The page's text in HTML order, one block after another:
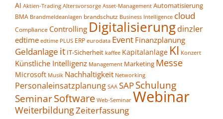
AI Aktien-Trading Altersvorsorge Asset-Management Automatisierung
BMA Brandmeldeanlagen brandschutz Business Intelligence cloud
Compliance Controlling Digitalisierungdinzler
edtime edtime PLUS ERP eurodata Event Finanzplanung
Geldanlage it IT-Sicherheit kaffee Kapitalanlage KI Konzert
Künstliche Intelligenz Management Marketing Messe
Microsoft Musik Nachhaltigkeit Networking
Personaleinsatzplanung SAA SAPSchulung
SeminarSoftware Web-Seminar Webinar
WeiterbildungZeiterfassung